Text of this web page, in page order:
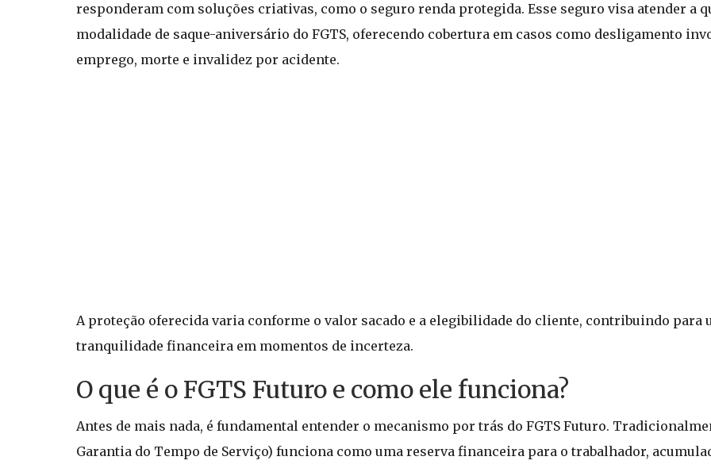
responderam com soluções criativas, como o seguro renda protegida. Esse seguro visa atender a
modalidade de saque-aniversário do FGTS, oferecendo cobertura em casos como desligamento
emprego, morte e invalidez por acidente.
A proteção oferecida varia conforme o valor sacado e a elegibilidade do cliente, contribuindo para
tranquilidade financeira em momentos de incerteza.
O que é o FGTS Futuro e como ele funciona?
Antes de mais nada, é fundamental entender o mecanismo por trás do FGTS Futuro.
Garantia do Tempo de Serviço) funciona como uma reserva financeira para o trabalhador,